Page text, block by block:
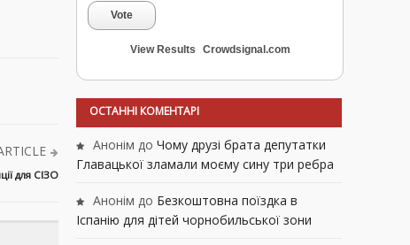
для СІЗО
Vote
View Results Crowdsignal.com
ОСТАННІ КОМЕНТАРІ
Анонім до Чому друзі брата депутатки
Главацької зламали моєму сину три ребра
Анонім до Безкоштовна поїздка в
Іспанію для дітей чорнобильської зони